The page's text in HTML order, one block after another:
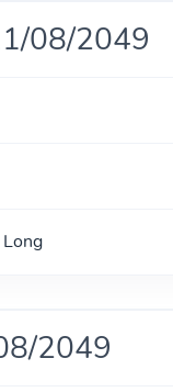
08/2049
2049